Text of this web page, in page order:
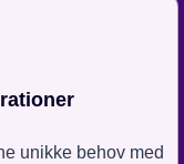
unikke behov med